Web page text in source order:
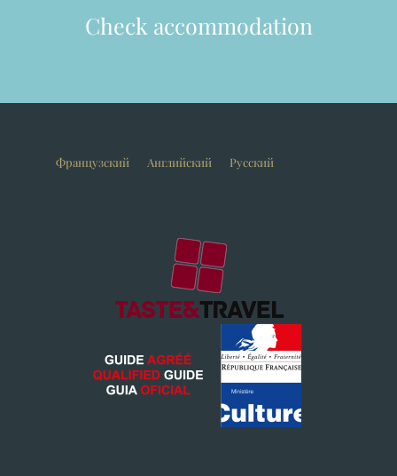
Check accommodation
Французский Английский Русский